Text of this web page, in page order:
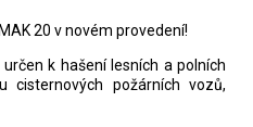
20 v novém provedení!
určen k hašení lesních a polních
cisternových požárních vozů,